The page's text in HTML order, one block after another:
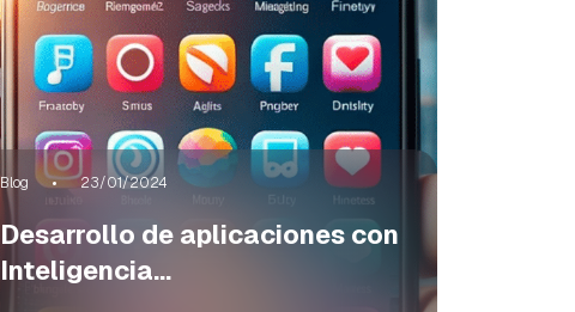
Blog 23/01/2024
Desarrollo de aplicaciones con
Inteligencia...